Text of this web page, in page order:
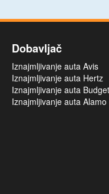
Dobavljač
Iznajmljivanje auta Avis
Iznajmljivanje auta Hertz
Iznajmljivanje auta Budget
Iznajmljivanje auta Alamo